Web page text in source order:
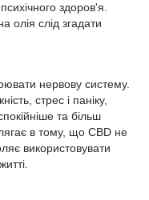
здоров'я.
олія слід згадати
нервову систему.
стрес і паніку,
та більш
в тому, що CBD не
використовувати